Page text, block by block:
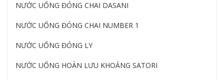
NƯỚC UỐNG ĐÓNG CHAI DASANI
NƯỚC UỐNG ĐÓNG CHAI NUMBER 1
NƯỚC UỐNG ĐÓNG LY
NƯỚC UỐNG HOÀN LƯU KHOÁNG SATORI